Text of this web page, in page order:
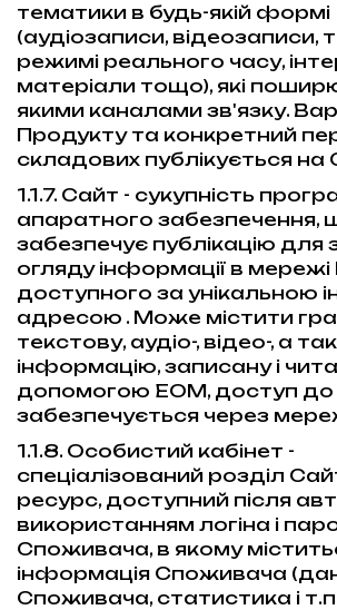
тематики в будь-якій формі
(аудіозаписи, відеозаписи,
режимі реального часу,
матеріали тощо), які
якими каналами зв'язку.
Продукту та конкретний
складових публікується на
1.1.7. Сайт - сукупність
апаратного забезпечення,
забезпечує публікацію для
огляду інформації в мережі
доступного за унікальною
адресою . Може містити
текстову, аудіо-, відео-, а
інформацію, записану і
допомогою ЕОМ, доступ до
забезпечується через
1.1.8. Особистий кабінет -
спеціалізований розділ
ресурс, доступний після
використанням логіна і
Споживача, в якому
інформація Споживача
Споживача, статистика і